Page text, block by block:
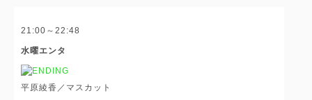
21:00～22:48
水曜エンタ
平原綾香／マスカット